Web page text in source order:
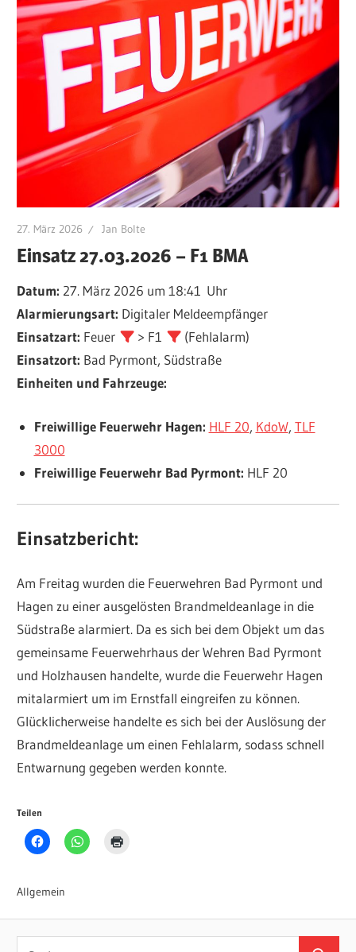
27. März 2026 Jan Bolte
Einsatz 27.03.2026 – F1 BMA
Datum: 27. März 2026 um 18:41 Uhr
Alarmierungsart: Digitaler Meldeempfänger
Einsatzart: Feuer > F1
(Fehlalarm)
Einsatzort: Bad Pyrmont, Südstraße
Einheiten und Fahrzeuge:
Freiwillige Feuerwehr Hagen: HLF 20, KdoW, TLF
3000
Freiwillige Feuerwehr Bad Pyrmont: HLF 20
Einsatzbericht:
Am Freitag wurden die Feuerwehren Bad Pyrmont und
Hagen zu einer ausgelösten Brandmeldeanlage in die
Südstraße alarmiert. Da es sich bei dem Objekt um das
gemeinsame Feuerwehrhaus der Wehren Bad Pyrmont
und Holzhausen handelte, wurde die Feuerwehr Hagen
mitalarmiert um im Ernstfall eingreifen zu können.
Glücklicherweise handelte es sich bei der Auslösung der
Brandmeldeanlage um einen Fehlalarm, sodass schnell
Entwarnung gegeben werden konnte.
Teilen
Allgemein